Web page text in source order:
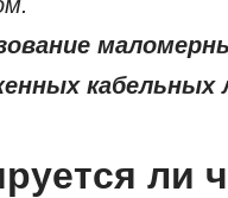
кабельных
ли